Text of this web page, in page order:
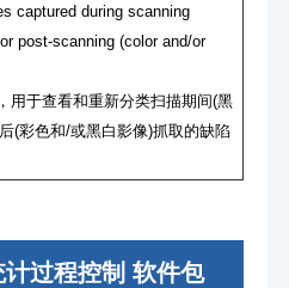
captured during scanning
post-scanning (color and/or
⽤于查看和重新分类扫描期间(⿊
(彩⾊和/或⿊⽩影像)抓取的缺陷
过程控制 软件包